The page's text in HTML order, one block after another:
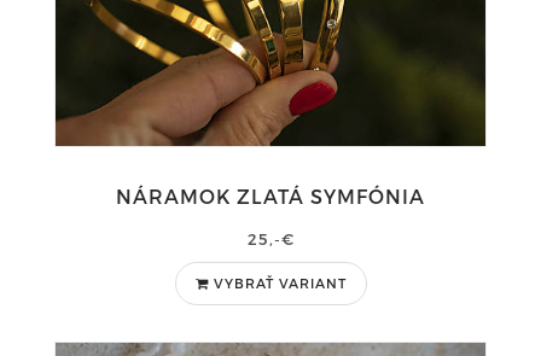
NÁRAMOK ZLATÁ SYMFÓNIA
25,-€
VYBRAŤ VARIANT